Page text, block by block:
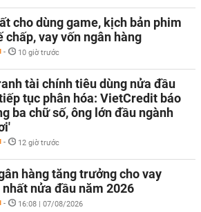
cho dùng game, kịch bản phim
chấp, vay vốn ngân hàng
- 10 giờ trước
tài chính tiêu dùng nửa đầu
tục phân hóa: VietCredit báo
ba chữ số, ông lớn đầu ngành
- 12 giờ trước
hàng tăng trưởng cho vay
nhất nửa đầu năm 2026
- 16:08 | 07/08/2026